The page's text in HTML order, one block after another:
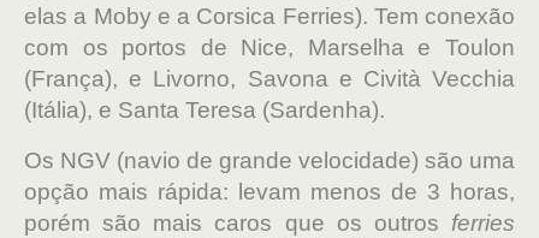
elas a Moby e a Corsica Ferries). Tem conexão
com os portos de Nice, Marselha e Toulon
(França), e Livorno, Savona e Cività Vecchia
(Itália), e Santa Teresa (Sardenha).
Os NGV (navio de grande velocidade) são uma
opção mais rápida: levam menos de 3 horas,
porém são mais caros que os outros ferries